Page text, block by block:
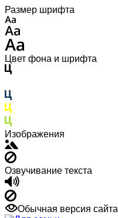
Размер шрифта
Цвет фона и шрифта
Изображения
Озвучивание текста
Обычная версия сайта